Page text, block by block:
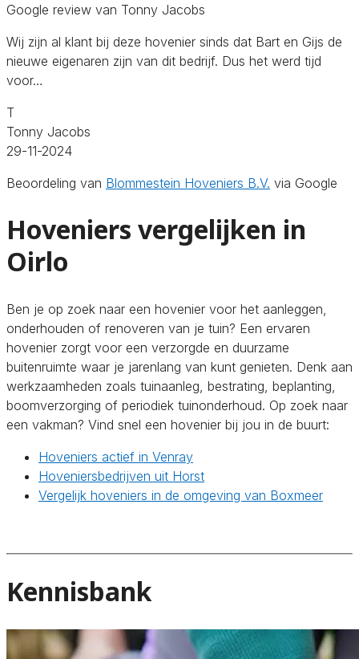
Google review van Tonny Jacobs
Wij zijn al klant bij deze hovenier sinds dat Bart en Gijs de
nieuwe eigenaren zijn van dit bedrijf. Dus het werd tijd
voor…
T
Tonny Jacobs
29-11-2024
Beoordeling van Blommestein Hoveniers B.V. via Google
Hoveniers vergelijken in
Oirlo
Ben je op zoek naar een hovenier voor het aanleggen,
onderhouden of renoveren van je tuin? Een ervaren
hovenier zorgt voor een verzorgde en duurzame
buitenruimte waar je jarenlang van kunt genieten. Denk aan
werkzaamheden zoals tuinaanleg, bestrating, beplanting,
boomverzorging of periodiek tuinonderhoud. Op zoek naar
een vakman? Vind snel een hovenier bij jou in de buurt:
Hoveniers actief in Venray
Hoveniersbedrijven uit Horst
Vergelijk hoveniers in de omgeving van Boxmeer
Kennisbank